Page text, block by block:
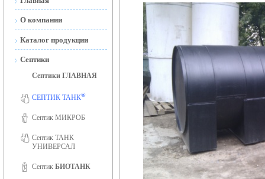
О компании
Сертификаты ISO 9001
Фотогалерея
Вакансии
Каталог продукции
Септики
Септики ГЛАВНАЯ
СЕПТИК ТАНК®
Септик МИКРОБ
Септик ТАНК
УНИВЕРСАЛ
Септик БИОТАНК